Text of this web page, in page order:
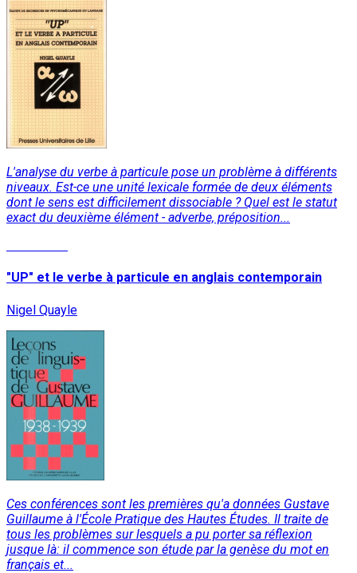
L'analyse du verbe à particule pose un problème à différents
niveaux. Est-ce une unité lexicale formée de deux éléments
dont le sens est difficilement dissociable ? Quel est le statut
exact du deuxième élément - adverbe, préposition...
"UP" et le verbe à particule en anglais contemporain
Nigel Quayle
Ces conférences sont les premières qu'a données Gustave
Guillaume à l'École Pratique des Hautes Études. Il traite de
tous les problèmes sur lesquels a pu porter sa réflexion
jusque là: il commence son étude par la genèse du mot en
français et...